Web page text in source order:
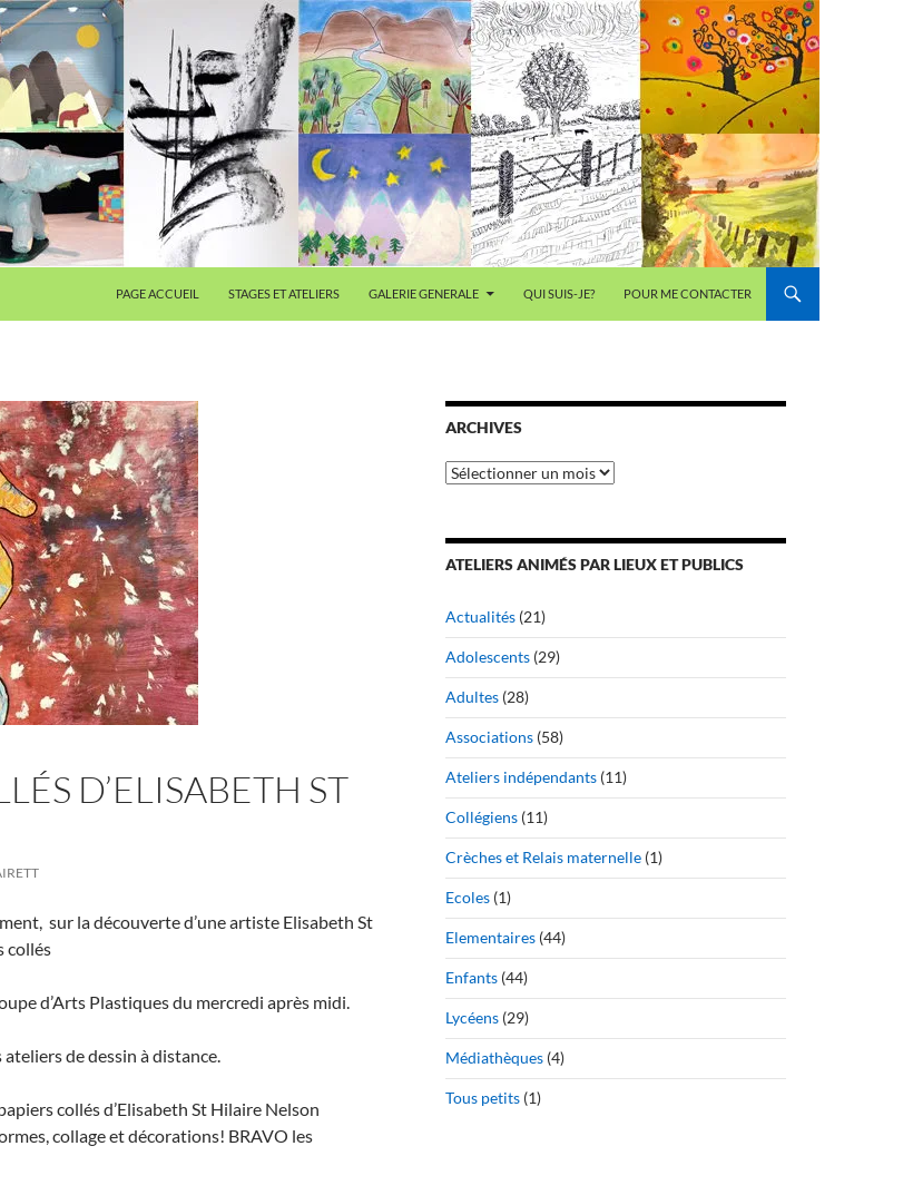
PAGE ACCUEIL STAGES ET ATELIERS GALERIE GENERALE QUI SUIS-JE? POUR ME CONTACTER
D’ELISABETH ST
sur la découverte d’une artiste Elisabeth St
collés
d’Arts Plastiques du mercredi après midi.
de dessin à distance.
collés d’Elisabeth St Hilaire Nelson
collage et décorations! BRAVO les
ARCHIVES
Archives
ATELIERS ANIMÉS PAR LIEUX ET PUBLICS
Actualités (21)
Adolescents (29)
Adultes (28)
Associations (58)
Ateliers indépendants (11)
Collégiens (11)
Crèches et Relais maternelle (1)
Ecoles (1)
Elementaires (44)
Enfants (44)
Lycéens (29)
Médiathèques (4)
Tous petits (1)